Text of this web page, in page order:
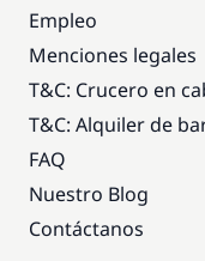
Empleo
Menciones legales
T&C: Crucero en
T&C: Alquiler de
FAQ
Nuestro Blog
Contáctanos